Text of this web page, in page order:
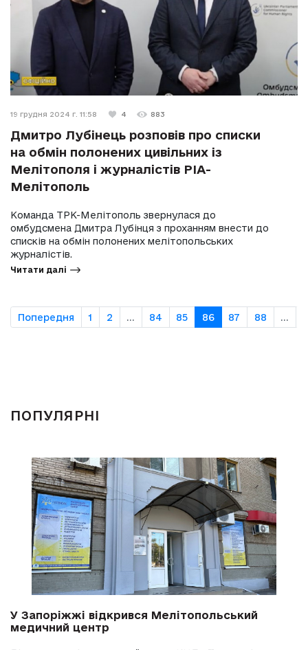
19 грудня 2024 г. 11:58 4 883
Дмитро Лубінець розповів про списки
на обмін полонених цивільних із
Мелітополя і журналістів РІА-
Мелітополь
Команда ТРК-Мелітополь звернулася до
омбудсмена Дмитра Лубінця з проханням внести до
списків на обмін полонених мелітопольських
журналістів.
Читати далі
Попередня 1 2 ... 84 85 86 87 88 ...
ПОПУЛЯРНІ
У Запоріжжі відкрився Мелітопольський
медичний центр